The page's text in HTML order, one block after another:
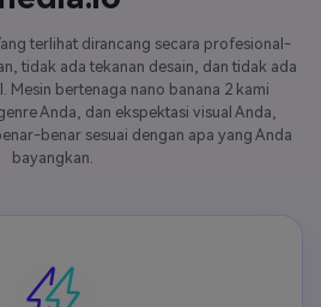
terlihat dirancang secara profesional-
tidak ada tekanan desain, dan tidak ada
Mesin bertenaga nano banana 2 kami
Anda, dan ekspektasi visual Anda,
benar sesuai dengan apa yang Anda
bayangkan.